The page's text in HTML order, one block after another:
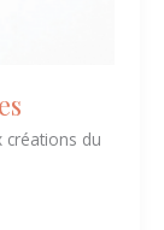
créations du